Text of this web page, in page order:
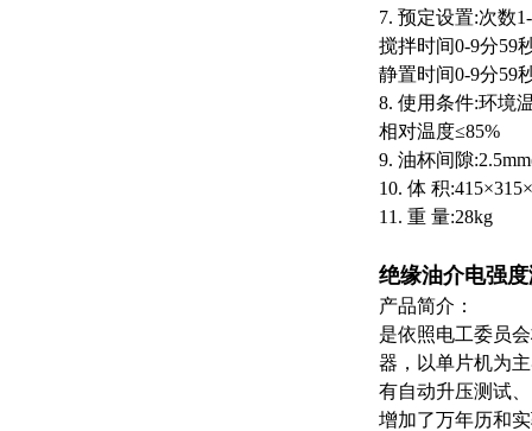
7. 预定设置:次数
搅拌时间0-9分59
静置时间0-9分59
8. 使用条件:环境
相对温度≤85%
9. 油杯间隙
10. 体 积
11. 重 量:28kg
绝缘油介电强
产品简介：
是依照电工委员
器，以单片机为
有自动升压测试
增加了万年历和